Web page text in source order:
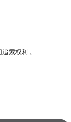
索权利 。